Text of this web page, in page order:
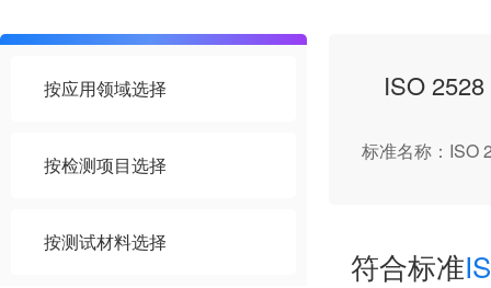
按应用领域选择
按检测项目选择
按测试材料选择
ISO
标准名称：ISO
符合标准